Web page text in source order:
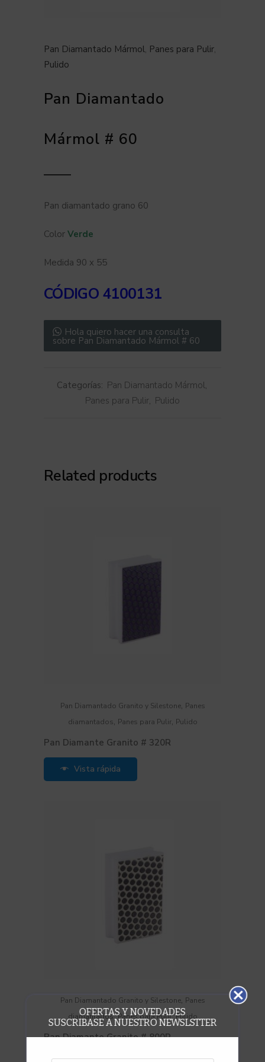
Pan Diamantado Mármol, Panes para Pulir,
Pulido
Pan Diamantado
Mármol # 60
Pan diamantado grano 60
Color Verde
Medida 90 x 55
CÓDIGO4100131
Hola quiero hacer una consulta
sobre Pan Diamantado Mármol # 60
Categorías: Pan Diamantado Mármol,
Panes para Pulir, Pulido
Related products
Pan Diamantado Granito y Silestone, Panes
diamantados, Panes para Pulir, Pulido
Pan Diamante Granito # 320R
Vista rápida
Pan Diamantado Granito y Silestone, Panes
diamantados,Panes para Pulir,Pulido
Pan Diamante Granito # 800R
OFERTAS Y NOVEDADES
SUSCRIBASE A NUESTRO NEWSLSTTER